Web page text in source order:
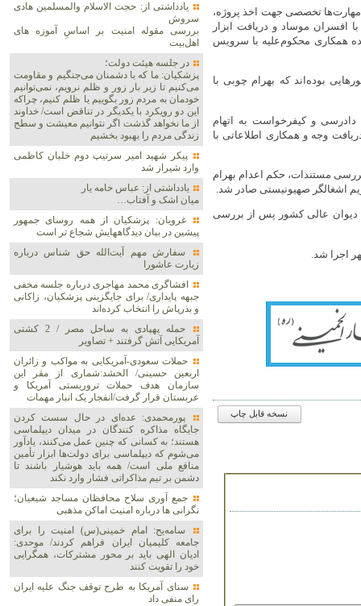
مهارت‌ها تخصصی جهت اخذ پروژه،
و ۹۵ ملاقات غیر حضوری با افسران موساد و دریافت ابزار
همکاری محکوم‌علیه با سرویس
بوده‌اند که بهرام چوبی با
و کیفرخواست به اتهام
وجه و همکاری اطلاعاتی با
مستندات، حکم اعدام بهرام
اشغالگر صهیونیستی صادر شد.
دیوان عالی کشور پس از بررسی
اجرا شد.
نسخه قابل چاپ
یادداشتی از: حجت الاسلام والمسلمین هادی
سروش
بررسی مقوله امنیت بر اساسِ آموزه های
اهل‌بیت
در جلسه هیئت دولت؛
پزشکیان: ما که با دشمنان می‌جنگیم و مقاومت
می‌کنیم تا زیر بار زور و ظلم نرویم، نمی‌توانیم
خودمان به مردم زور بگوییم یا ظلم کنیم، چراکه
این دو رویکرد با یکدیگر در تناقض است/ خداوند
از ما نخواهد گذشت اگر نتوانیم معیشت و سطح
زندگی مردم را بهبود بخشیم
پیکر شهید امیر سرتیپ دوم خلبان کاظمی
وارد شیراز شد
یادداشتی از: عباس خامه یار
میان اشک و آفتاب…
غرویان: پزشکیان از همه روسای جمهور
پیشین در بیان دیدگاههایش شجاع تر است
سفارش مهم آیت‌الله حق شناس درباره
زیارت عاشورا
افشاگری محمد مهاجری درباره جلسه مخفی
جبهه پایداری/ برای جایگزینی پزشکیان، زاکانی
و بذرپاش را انتخاب کرده‌اند
حمله پهپادی به ساحل مصر / 2 کشتی
آمریکایی آتش گرفتند + تصاویر
حملات سعودی-آمریکایی به مواکب و زائران
اربعین حسینی/ الحشد:شماری از مقر این
سازمان هدف حملات تروریستی آمریکا و
عربستان قرار گرفت/انفجار یک انبار مهمات
پورمحمدی: عده‌ای در حال سست کردن
جایگاه مذاکره کنندگان در میدان دیپلماسی
هستند؛ به کسانی که چنین عمل می‌کنند، یادآور
می‌شوم که دیپلماسی برای دولت‌ها ابزار تأمین
منافع ملی است/ همه باید هوشیار باشند تا
دشمن بر تیم مذاکراتی فشار وارد نکند
جمع آوری سلاح محافظان مساجد شیعیان؛
نگرانی ها درباره امنیت اماکن مذهبی
سامه‌یح: امام خمینی(س) امنیت را برای
جامعه کلیمیان ایران فراهم کردند/ موحدی:
ادیان الهی باید بر محور مشترکات، همگرایی
خود را تقویت کنند
سنای آمریکا به طرح توقف جنگ علیه ایران
رای منفی داد